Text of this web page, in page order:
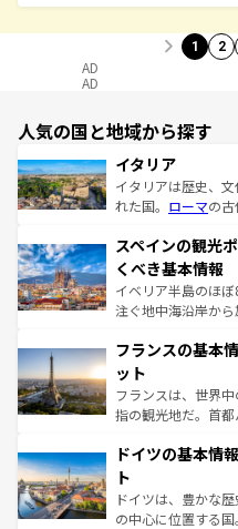
1 2
AD
AD
人気の国と地域から探す
イタリア
イタリアは歴史、
れた国。 ローマの
ろん、トスカーナ
景など、自然景観
ピザやパスタなど
できる。朝目覚め
なお、新着のイタ
しい。
スペインの観光
くべき基本情報
イベリア半島のほ
注ぐ地中海沿岸か
文化が根付くこの
れる闘牛、そして
る。首都マドリー
アートに溢れた街
せる。地方によっ
ンテンツ一覧 を参
フランスの基本
ット
フランスは、世界
指の観光地だ。首
で、幅広い魅力が
聖堂、美しいビー
から魅了する。ま
れ、フランス料理
ドイツの基本情
ト
ドイツは、豊かな
の中心に位置する